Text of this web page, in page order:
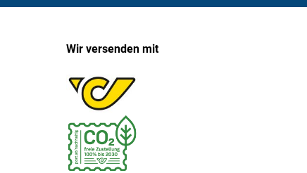
Wir versenden mit